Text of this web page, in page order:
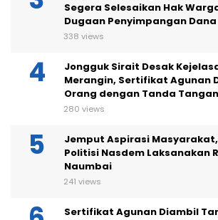
Kades Pematang Kancil
Segera Selesaikan Hak
Dugaan Penyimpangan Dana
Jongguk Sirait Desak
Merangin, Sertifikat Agunan
Orang dengan Tanda Tangan
Jemput Aspirasi
Politisi Nasdem Laksanakan
Naumbai